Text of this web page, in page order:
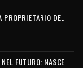
PROPRIETARIO DEL
FUTURO: NASCE